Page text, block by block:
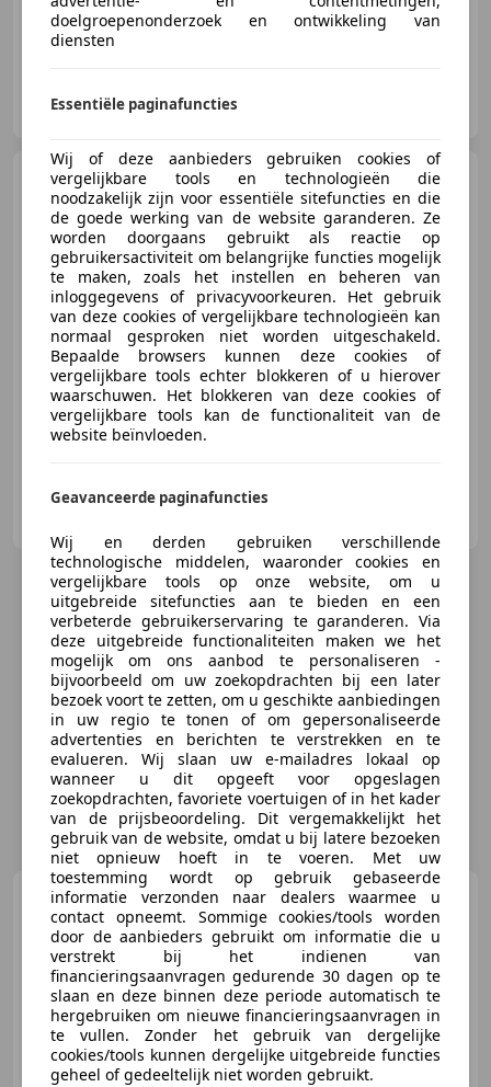
NL-7327 JZ APELDOORN
Cadillac CTS 3.2 V6 Elegance
€ 2.450
01/2007 281.490 km Benzine 160 kW (218 PK)
JS Auto's
Cadillac CTS2.6 V6 Sport
Luxury Airco, Leder,Trekhaak,
Leder A
€ 3.750
doelgroepenonderzoek en ontwikkeling van
diensten
Essentiële paginafuncties
Wij of deze aanbieders gebruiken cookies of
vergelijkbare tools en technologieën die
noodzakelijk zijn voor essentiële sitefuncties en die
de goede werking van de website garanderen. Ze
worden doorgaans gebruikt als reactie op
gebruikersactiviteit om belangrijke functies mogelijk
te maken, zoals het instellen en beheren van
inloggegevens of privacyvoorkeuren. Het gebruik
van deze cookies of vergelijkbare technologieën kan
normaal gesproken niet worden uitgeschakeld.
Bepaalde browsers kunnen deze cookies of
vergelijkbare tools echter blokkeren of u hierover
waarschuwen. Het blokkeren van deze cookies of
vergelijkbare tools kan de functionaliteit van de
website beïnvloeden.
Geavanceerde paginafuncties
Wij en derden gebruiken verschillende
technologische middelen, waaronder cookies en
vergelijkbare tools op onze website, om u
uitgebreide sitefuncties aan te bieden en een
verbeterde gebruikerservaring te garanderen. Via
deze uitgebreide functionaliteiten maken we het
mogelijk om ons aanbod te personaliseren -
bijvoorbeeld om uw zoekopdrachten bij een later
bezoek voort te zetten, om u geschikte aanbiedingen
in uw regio te tonen of om gepersonaliseerde
advertenties en berichten te verstrekken en te
evalueren. Wij slaan uw e-mailadres lokaal op
wanneer u dit opgeeft voor opgeslagen
zoekopdrachten, favoriete voertuigen of in het kader
van de prijsbeoordeling. Dit vergemakkelijkt het
gebruik van de website, omdat u bij latere bezoeken
niet opnieuw hoeft in te voeren. Met uw
toestemming wordt op gebruik gebaseerde
informatie verzonden naar dealers waarmee u
contact opneemt. Sommige cookies/tools worden
door de aanbieders gebruikt om informatie die u
verstrekt bij het indienen van
financieringsaanvragen gedurende 30 dagen op te
slaan en deze binnen deze periode automatisch te
hergebruiken om nieuwe financieringsaanvragen in
te vullen. Zonder het gebruik van dergelijke
cookies/tools kunnen dergelijke uitgebreide functies
geheel of gedeeltelijk niet worden gebruikt.